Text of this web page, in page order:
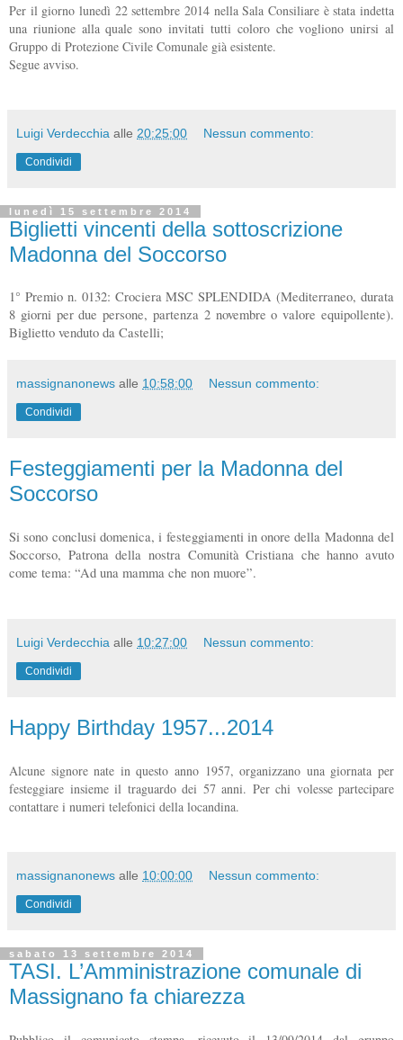
Per il giorno lunedì 22 settembre 2014 nella Sala Consiliare è stata indetta
una riunione alla quale sono invitati tutti coloro che vogliono unirsi al
Gruppo di Protezione Civile Comunale già esistente.
Segue avviso.
Luigi Verdecchia alle 20:25:00 Nessun commento:
Condividi
lunedì 15 settembre 2014
Biglietti vincenti della sottoscrizione
Madonna del Soccorso
1° Premio n. 0132: Crociera MSC SPLENDIDA (Mediterraneo, durata
8 giorni per due persone, partenza 2 novembre o valore equipollente).
Biglietto venduto da Castelli;
massignanonews alle 10:58:00 Nessun commento:
Condividi
Festeggiamenti per la Madonna del
Soccorso
Si sono conclusi domenica, i festeggiamenti in onore della Madonna del
Soccorso, Patrona della nostra Comunità Cristiana che hanno avuto
come tema: “Ad una mamma che non muore”.
Luigi Verdecchia alle 10:27:00 Nessun commento:
Condividi
Happy Birthday 1957...2014
Alcune signore nate in questo anno 1957, organizzano una giornata per
festeggiare insieme il traguardo dei 57 anni. Per chi volesse partecipare
contattare i numeri telefonici della locandina.
massignanonews alle 10:00:00 Nessun commento:
Condividi
sabato 13 settembre 2014
TASI. L’Amministrazione comunale di
Massignano fa chiarezza